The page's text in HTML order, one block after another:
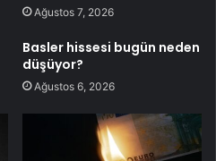
Ağustos 7, 2026
Basler hissesi bugün neden
düşüyor?
Ağustos 6, 2026